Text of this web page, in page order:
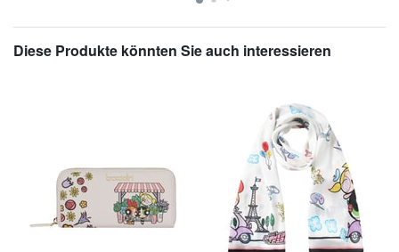
Diese Produkte könnten Sie auch interessieren